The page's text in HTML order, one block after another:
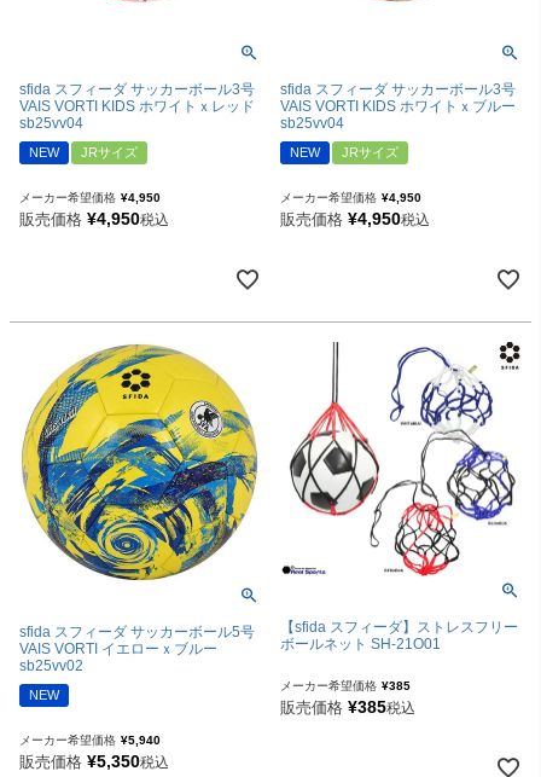
sfida スフィーダ サッカーボール3号
VAIS VORTI KIDS ホワイトｘレッド
sb25vv04
NEW JRサイズ
メーカー希望価格 ¥4,950
販売価格 ¥4,950税込
sfida スフィーダ サッカーボール3号
VAIS VORTI KIDS ホワイトｘブルー
sb25vv04
NEW JRサイズ
メーカー希望価格 ¥4,950
販売価格 ¥4,950税込
sfida スフィーダ サッカーボール5号
VAIS VORTI イエローｘブルー
sb25vv02
NEW
メーカー希望価格 ¥5,940
販売価格 ¥5,350税込
【sfida スフィーダ】ストレスフリー
ボールネット SH-21O01
メーカー希望価格 ¥385
販売価格 ¥385税込